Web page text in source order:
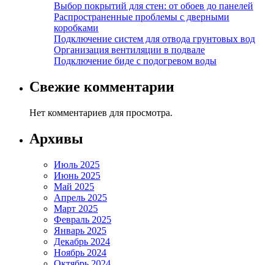
Выбор покрытий для стен: от обоев до панелей
Распространенные проблемы с дверными
коробками
Подключение систем для отвода грунтовых вод
Организация вентиляции в подвале
Подключение биде с подогревом воды
Свежие комментарии
Нет комментариев для просмотра.
Архивы
Июль 2025
Июнь 2025
Май 2025
Апрель 2025
Март 2025
Февраль 2025
Январь 2025
Декабрь 2024
Ноябрь 2024